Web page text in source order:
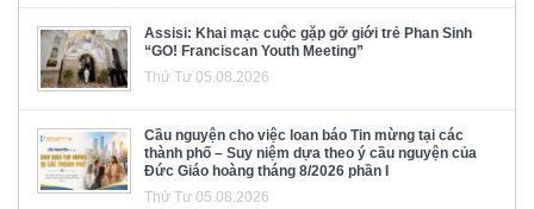
Assisi: Khai mạc cuộc gặp gỡ giới trẻ Phan Sinh
“GO! Franciscan Youth Meeting”
Thứ Tư 05.08.2026
Cầu nguyện cho việc loan báo Tin mừng tại các
thành phố – Suy niệm dựa theo ý cầu nguyện của
Đức Giáo hoàng tháng 8/2026 phần I
Thứ Tư 05.08.2026